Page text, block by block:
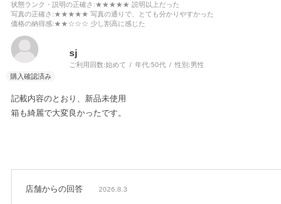
状態ランク・説明の正確さ :★★★★★ 説明以上だった
写真の正確さ :★★★★★ 写真の通りで、とても分かりやすかった
価格の納得感:★★☆☆☆ 少し割高に感じた
sj
ご利用回数:始めて 年代:50代 性別:男性
記載内容のとおり、新品未使用
箱も綺麗で大変良かったです。
店舗からの回答 2026.8.3